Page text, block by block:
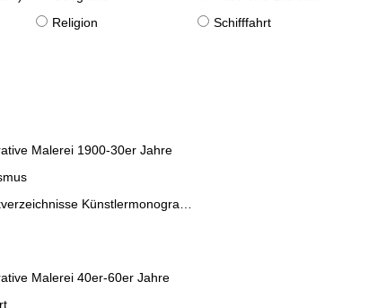
Religion
Schifffahrt
Malerei 1900-30er Jahre
Künstlermonographien
Malerei 40er-60er Jahre